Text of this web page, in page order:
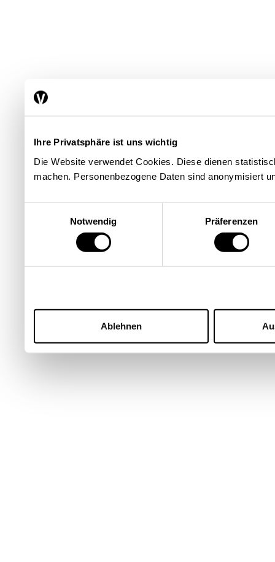
Ihre Privatsphäre ist uns wichtig
Die Website verwendet Cookies. Diese dienen
machen. Personenbezogene Daten sind anonymisiert
Notwendig
Präferenzen
Ablehnen